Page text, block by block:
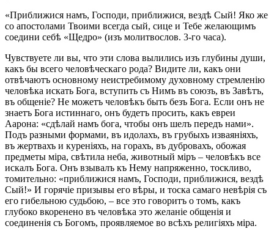
«Приближися намъ, Господи, приближися, вездѣ Сый! Яко же
со апостолами Твоими всегда сый, сице и Тебе желающимъ
соедини себѣ «Щедро» (изъ молитвослов. 3-го часа).
Чувствуете ли вы, что эти слова вылились изъ глубины души,
какъ бы всего человѣческаго рода? Видите ли, какъ они
отвѣчаютъ основному неистребимому духовному стремленію
человѣка искать Бога, вступить съ Нимъ въ союзъ, въ Завѣтъ,
въ общеніе? Не можетъ человѣкъ быть безъ Бога. Если онъ не
знаетъ Бога истиннаго, онъ будетъ просить, какъ евреи
Аарона: «сдѣлай намъ бога, чтобы онъ шелъ передъ нами».
Подъ разными формами, въ идолахъ, въ грубыхъ изваяніяхъ,
въ жертвахъ и куреніяхъ, на горахъ, въ дубровахъ, обожая
предметы міра, свѣтила неба, животный міръ – человѣкъ все
искалъ Бога. Онъ взывалъ къ Нему напряженно, тоскливо,
томительно: «приближися намъ, Господи, приближися, вездѣ
Сый!» И горячіе призывы его вѣры, и тоска самаго невѣрія съ
его гибельною судьбою, – все это говоритъ о томъ, какъ
глубоко вкоренено въ человѣка это желаніе общенія и
соединенія съ Богомъ, проявляемое во всѣхъ религіяхъ міра.